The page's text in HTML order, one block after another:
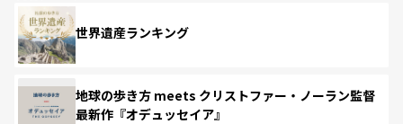
世界遺産ランキング
地球の歩き方 meets クリストファー・ノーラン監督
最新作『オデュッセイア』